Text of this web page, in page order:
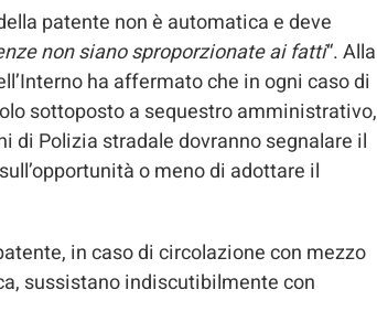
patente non è automatica e deve
non siano sproporzionate ai fatti“. Alla
ha affermato che in ogni caso di
sottoposto a sequestro amministrativo,
di Polizia stradale dovranno segnalare il
o meno di adottare il
in caso di circolazione con mezzo
sussistano indiscutibilmente con